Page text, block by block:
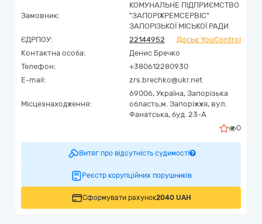
Замовник:
КОМУНАЛЬНЕ ПІДПРИЄМСТВО
"ЗАПОРІЖРЕМСЕРВІС"
ЗАПОРІЗЬКОЇ МІСЬКОЇ РАДИ
ЄДРПОУ:
22144952
Досьє YouControl
Контактна особа:
Денис Бречко
Телефон:
+380612280930
E-mail:
zrs.brechko@ukr.net
Місцезнаходження:
69006, Україна, Запорізька
область,м. Запоріжжя, вул.
Фанатська, буд. 23-А
0
Витяг про відсутність судимості
Реєстр корупційних порушників
Сформувати рахунок2040 UAH